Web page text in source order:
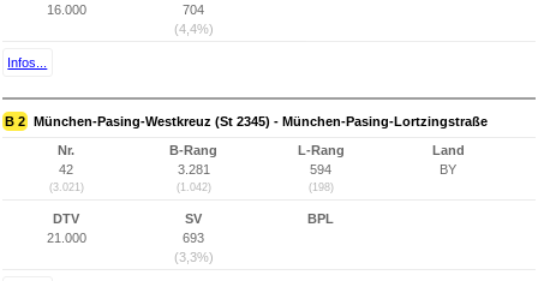
16.000
704
(4,4%)
Infos...
B 2 München-Pasing-Westkreuz (St 2345) - München-Pasing-Lortzingstraße
Nr.
42
(3.021)
B-Rang
3.281
(1.042)
L-Rang
594
(198)
Land
BY
DTV
21.000
SV
693
(3,3%)
BPL